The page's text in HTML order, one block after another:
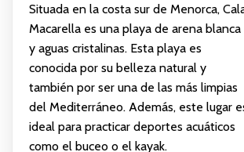
Situada en la costa sur de Menorca,
Macarella es una playa de arena blanca
y aguas cristalinas. Esta playa es
conocida por su belleza natural y
también por ser una de las más limpias
del Mediterráneo. Además, este lugar
ideal para practicar deportes acuáticos
como el buceo o el kayak.